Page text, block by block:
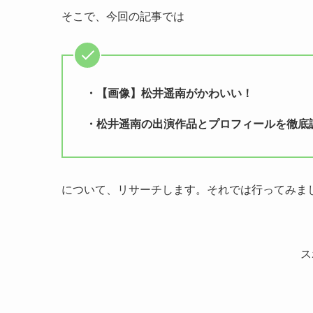
そこで、今回の記事では
・【画像】松井遥南がかわいい！
・松井遥南の出演作品とプロフィールを徹底
について、リサーチします。それでは行ってみま